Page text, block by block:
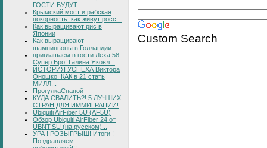
ГОСТИ БУДУТ...
Крымский мост и рабская
покорность: как живут росс...
Как выращивают рис в
Японии
Как выращивают
шампиньоны в Голландии
приглашаем в гости Леха 58
Супер Бро! Галина Яковл...
ИСТОРИЯ УСПЕХА Виктора
Оношко. КАК в 21 стать
МИЛЛ...
ПрогулкаСпапой
КУДА СВАЛИТЬ?! 5 ЛУЧШИХ
СТРАН ДЛЯ ИММИГРАЦИИ!
Ubiquiti AirFiber 5U (AF5U)
Обзор Ubiquiti AirFiber 24 от
UBNT.SU (на русском)...
УРА ! РОЗЫГРЫШ! Итоги !
Поздравляем
Custom Search